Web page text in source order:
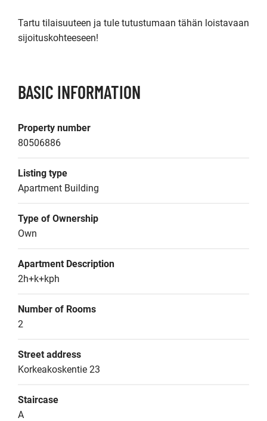
Tartu tilaisuuteen ja tule tutustumaan tähän loistavaan
sijoituskohteeseen!
BASIC INFORMATION
Property number
80506886
Listing type
Apartment Building
Type of Ownership
Own
Apartment Description
2h+k+kph
Number of Rooms
2
Street address
Korkeakoskentie 23
Staircase
A